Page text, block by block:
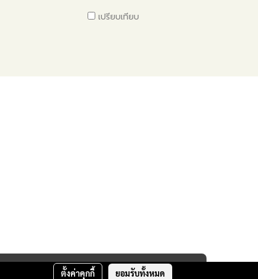
เปรียบเทียบ
ตั้งค่าคุกกี้ ยอมรับทั้งหมด